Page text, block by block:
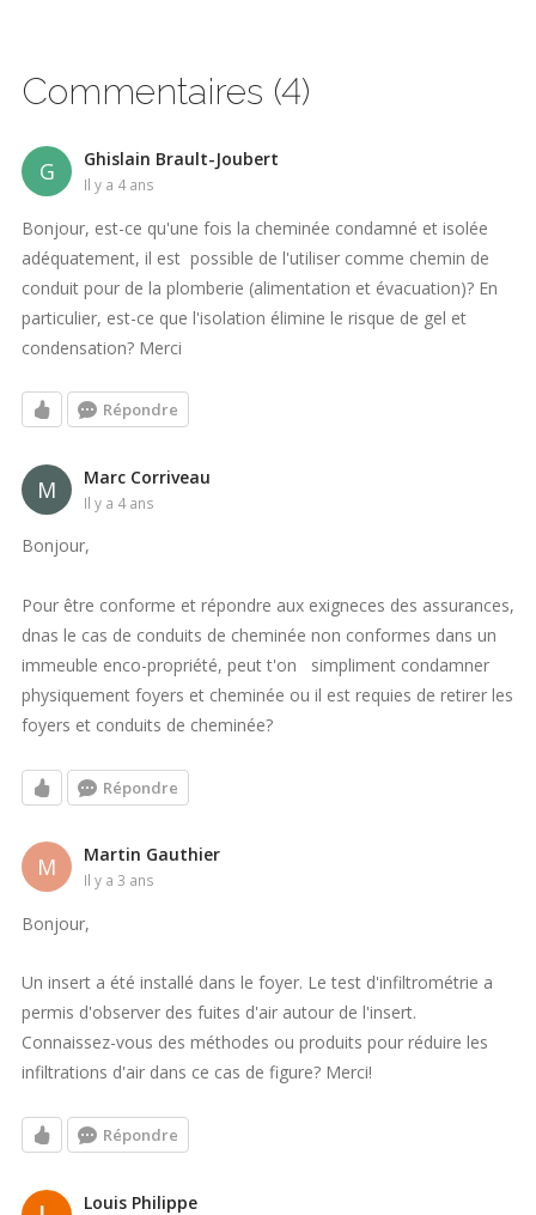
Commentaires (4)
G Ghislain Brault-Joubert
il y a 4 ans
Bonjour, est-ce qu'une fois la cheminée condamné et isolée
adéquatement, il est possible de l'utiliser comme chemin de
conduit pour de la plomberie (alimentation et évacuation)? En
particulier, est-ce que l'isolation élimine le risque de gel et
condensation? Merci
Répondre
M Marc Corriveau
il y a 4 ans
Bonjour,
Pour être conforme et répondre aux exigneces des assurances,
dnas le cas de conduits de cheminée non conformes dans un
immeuble enco-propriété, peut t'on simpliment condamner
physiquement foyers et cheminée ou il est requies de retirer les
foyers et conduits de cheminée?
Répondre
M Martin Gauthier
il y a 3 ans
Bonjour,
Un insert a été installé dans le foyer. Le test d'infiltrométrie a
permis d'observer des fuites d'air autour de l'insert.
Connaissez-vous des méthodes ou produits pour réduire les
infiltrations d'air dans ce cas de figure? Merci!
Répondre
Louis Philippe